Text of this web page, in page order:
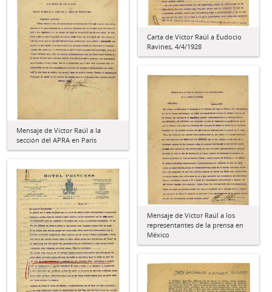
Carta de Víctor Raúl a Eudocio
Ravines, 4/4/1928
Mensaje de Víctor Raúl a la
sección del APRA en París
Mensaje de Víctor Raúl a los
representantes de la prensa en
México